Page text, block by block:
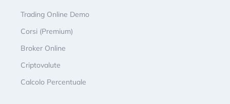
Trading Online Demo
Corsi (Premium)
Broker Online
Criptovalute
Calcolo Percentuale